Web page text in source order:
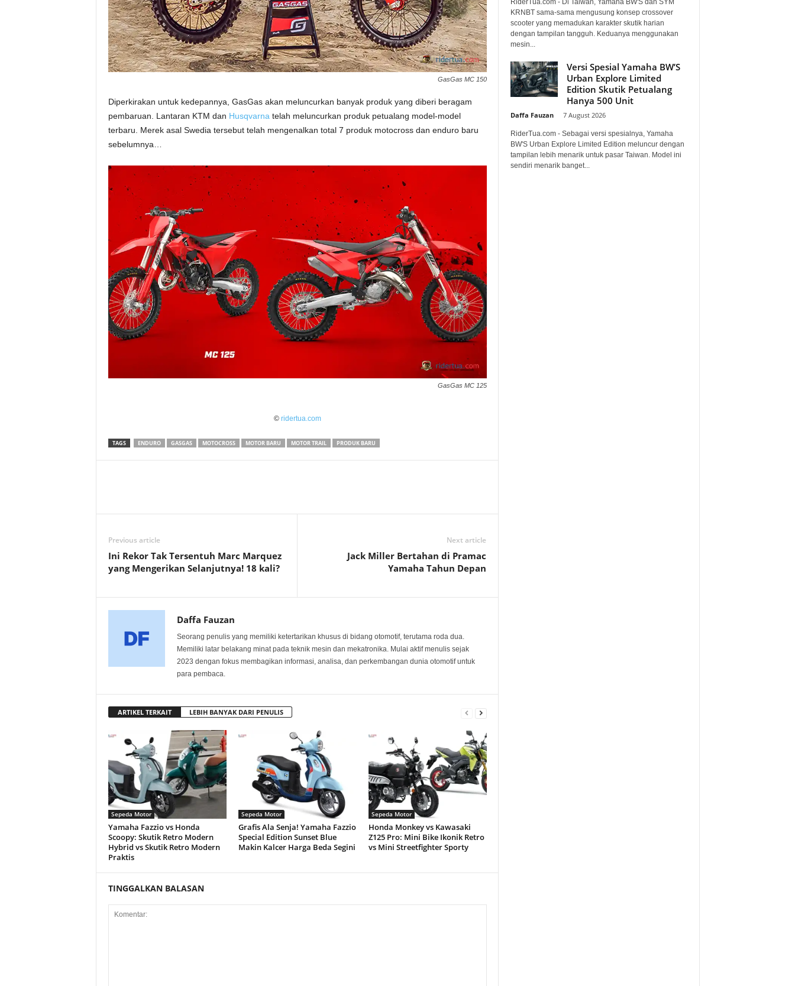
GasGas MC 150
Diperkirakan untuk kedepannya, GasGas akan meluncurkan banyak produk yang diberi beragam
pembaruan. Lantaran KTM dan Husqvarna telah meluncurkan produk petualang model-model
terbaru. Merek asal Swedia tersebut telah mengenalkan total 7 produk motocross dan enduro baru
sebelumnya…
GasGas MC 125
© ridertua.com
TAGS ENDURO GASGAS MOTOCROSS MOTOR BARU MOTOR TRAIL PRODUK BARU
Previous article
Ini Rekor Tak Tersentuh Marc Marquez
yang Mengerikan Selanjutnya! 18 kali?
Next article
Jack Miller Bertahan di Pramac
Yamaha Tahun Depan
Daffa Fauzan
Seorang penulis yang memiliki ketertarikan khusus di bidang otomotif, terutama roda dua.
Memiliki latar belakang minat pada teknik mesin dan mekatronika. Mulai aktif menulis sejak
2023 dengan fokus membagikan informasi, analisa, dan perkembangan dunia otomotif untuk
para pembaca.
ARTIKEL TERKAIT LEBIH BANYAK DARI PENULIS
Sepeda Motor
Yamaha Fazzio vs Honda
Scoopy: Skutik Retro Modern
Hybrid vs Skutik Retro Modern
Praktis
Sepeda Motor
Grafis Ala Senja! Yamaha Fazzio
Special Edition Sunset Blue
Makin Kalcer Harga Beda Segini
Sepeda Motor
Honda Monkey vs Kawasaki
Z125 Pro: Mini Bike Ikonik Retro
vs Mini Streetfighter Sporty
TINGGALKAN BALASAN
RiderTua.com - Di Taiwan, Yamaha BW'S dan SYM
KRNBT sama-sama mengusung konsep crossover
scooter yang memadukan karakter skutik harian
dengan tampilan tangguh. Keduanya menggunakan
mesin...
Versi Spesial Yamaha BW’S
Urban Explore Limited
Edition Skutik Petualang
Hanya 500 Unit
Daffa Fauzan 7 August 2026
RiderTua.com - Sebagai versi spesialnya, Yamaha
BW'S Urban Explore Limited Edition meluncur dengan
tampilan lebih menarik untuk pasar Taiwan. Model ini
sendiri menarik banget...